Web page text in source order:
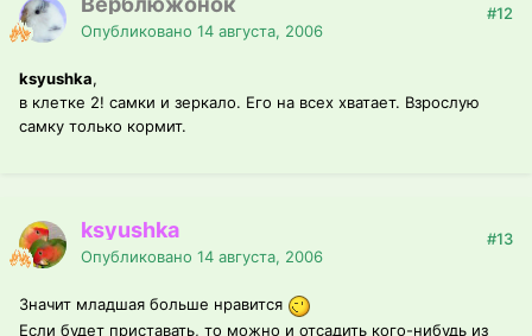
Опубликовано 14 августа, 2006
#12
ksyushka,
в клетке 2! самки и зеркало. Его на всех хватает. Взрослую
самку только кормит.
ksyushka
Опубликовано 14 августа, 2006
#13
Значит младшая больше нравится
Если будет приставать, то можно и отсадить кого-нибудь из